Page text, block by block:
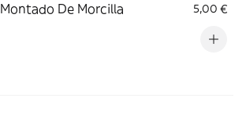
Montado De Morcilla 5,00 €